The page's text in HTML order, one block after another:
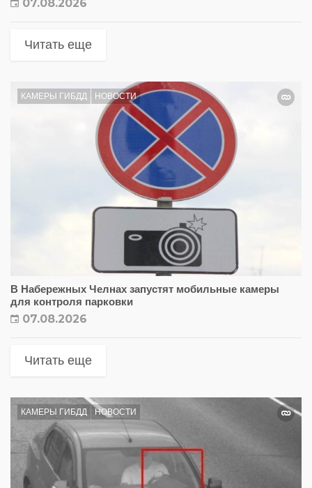
07.08.2026
Читать еще
КАМЕРЫ ГИБДД НОВОСТИ
В Набережных Челнах запустят мобильные камеры
для контроля парковки
07.08.2026
Читать еще
КАМЕРЫ ГИБДД НОВОСТИ